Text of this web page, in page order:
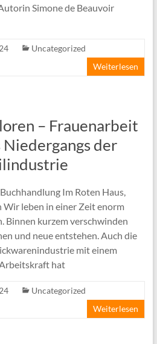
Simone de Beauvoir
Uncategorized
Weiterlesen
– Frauenarbeit
der
Im Roten Haus,
leben in einer Zeit enorm
Binnen kurzem verschwinden
und neue entstehen. Auch die
mit einem
hat
Uncategorized
Weiterlesen